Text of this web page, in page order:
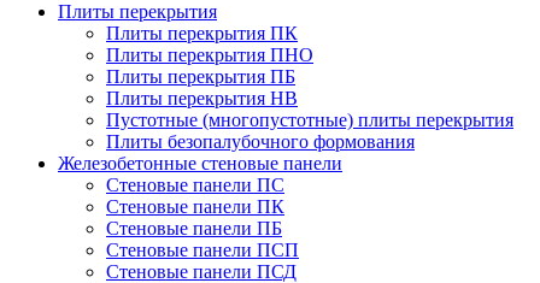
Плиты перекрытия
Плиты перекрытия ПК
Плиты перекрытия ПНО
Плиты перекрытия ПБ
Плиты перекрытия НВ
Пустотные (многопустотные) плиты перекрытия
Плиты безопалубочного формования
Железобетонные стеновые панели
Стеновые панели ПС
Стеновые панели ПК
Стеновые панели ПБ
Стеновые панели ПСП
Стеновые панели ПСД